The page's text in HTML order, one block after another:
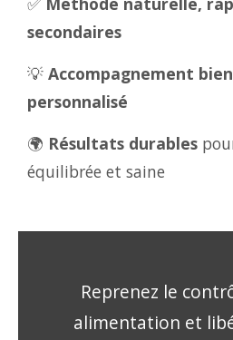
secondaires
💡 Accompagnement
personnalisé
🌍 Résultats durables
équilibrée et saine
Reprenez le
alimentation et